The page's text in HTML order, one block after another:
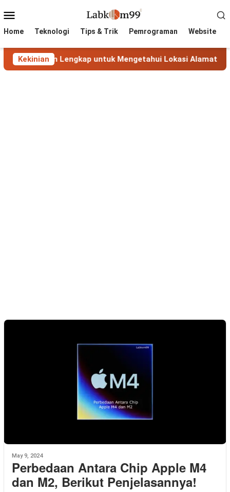
to
Menu
Home Teknologi Tips & Trik Pemrograman Website
KekinianLengkap untuk Mengetahui Lokasi Alamat IP
May 9, 2024
Perbedaan Antara Chip Apple M4
dan M2, Berikut Penjelasannya!